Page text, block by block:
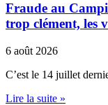
Fraude au
trop clément, les
6 août 2026
C’est le 14 juillet
Lire la suite »